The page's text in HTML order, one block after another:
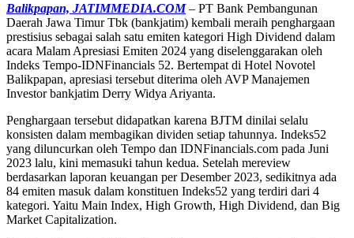
Balikpapan, JATIMMEDIA.COM– PT Bank Pembangunan
Daerah Jawa Timur Tbk (bankjatim) kembali meraih penghargaan
prestisius sebagai salah satu emiten kategori High Dividend dalam
acara Malam Apresiasi Emiten 2024 yang diselenggarakan oleh
Indeks Tempo-IDNFinancials 52. Bertempat di Hotel Novotel
Balikpapan, apresiasi tersebut diterima oleh AVP Manajemen
Investor bankjatim Derry Widya Ariyanta.
Penghargaan tersebut didapatkan karena BJTM dinilai selalu
konsisten dalam membagikan dividen setiap tahunnya. Indeks52
yang diluncurkan oleh Tempo dan IDNFinancials.com pada Juni
2023 lalu, kini memasuki tahun kedua. Setelah mereview
berdasarkan laporan keuangan per Desember 2023, sedikitnya ada
84 emiten masuk dalam konstituen Indeks52 yang terdiri dari 4
kategori. Yaitu Main Index, High Growth, High Dividend, dan Big
Market Capitalization.